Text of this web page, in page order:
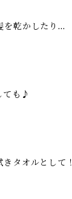
を乾かしたり…
ても♪
タオルとして！